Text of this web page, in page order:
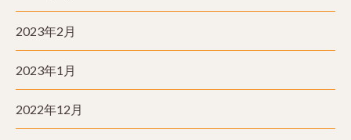
2023年2月
2023年1月
2022年12月